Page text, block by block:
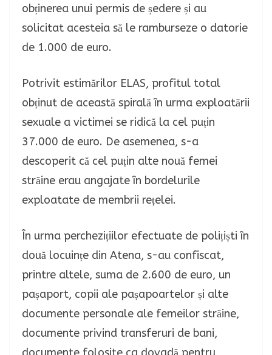
obținerea unui permis de ședere și au
solicitat acesteia să le ramburseze o datorie
de 1.000 de euro.
Potrivit estimărilor ELAS, profitul total
obținut de această spirală în urma exploatării
sexuale a victimei se ridică la cel puțin
37.000 de euro. De asemenea, s-a
descoperit că cel puțin alte nouă femei
străine erau angajate în bordelurile
exploatate de membrii rețelei.
În urma perchezițiilor efectuate de polițiști în
două locuințe din Atena, s-au confiscat,
printre altele, suma de 2.600 de euro, un
pașaport, copii ale pașapoartelor și alte
documente personale ale femeilor străine,
documente privind transferuri de bani,